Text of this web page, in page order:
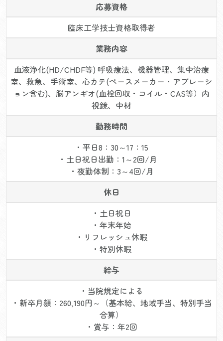
応募資格
臨床工学技士資格取得者
業務内容
血液浄化(HD/CHDF等) 呼吸療法、機器管理、集中治療
室、救急、手術室、心カテ(ペースメーカー・アブレーシ
ョン含む)、脳アンギオ(血栓回収・コイル・CAS等）内
視鏡、中材
勤務時間
・平日8：30～17：15
・土日祝日出勤：1～2回/月
・夜勤体制：3～4回/月
休日
・土日祝日
・年末年始
・リフレッシュ休暇
・特別休暇
給与
・当院規定による
・新卒月額：260,190円～（基本給、地域手当、特別手当
合算）
・賞与：年2回